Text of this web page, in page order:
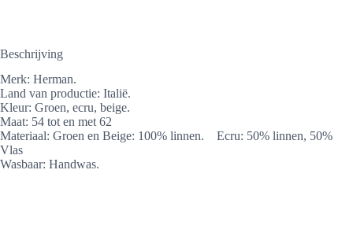
Beschrijving
Merk: Herman.
Land van productie: Italië.
Kleur: Groen, ecru, beige.
Maat: 54 tot en met 62
Materiaal: Groen en Beige: 100% linnen. Ecru: 50% linnen, 50%
Vlas
Wasbaar: Handwas.